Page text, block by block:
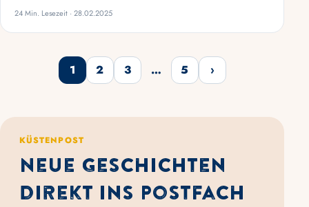
24 Min. Lesezeit · 28.02.2025
1 2 3 … 5 Weiter
›
KÜSTENPOST
Neue Geschichten
direkt ins Postfach